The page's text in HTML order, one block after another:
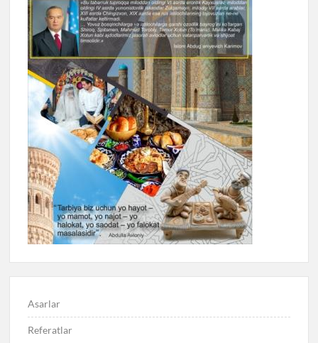
Asarlar
Referatlar